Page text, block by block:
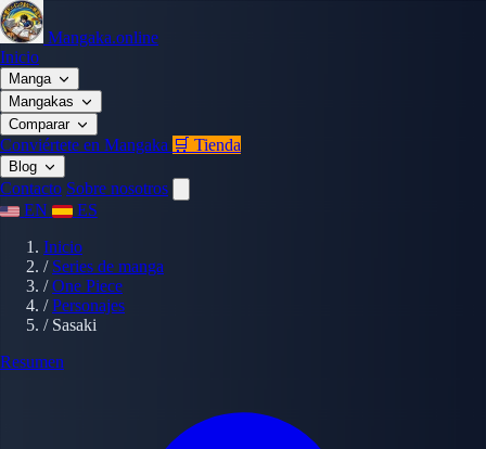
Mangaka.online
Inicio
Manga
Mangakas
Comparar
Conviértete en Mangaka 🛒 Tienda
Blog
Contacto Sobre nosotros
EN
ES
Inicio
/ Series de manga
/ One Piece
/ Personajes
/ Sasaki
Resumen